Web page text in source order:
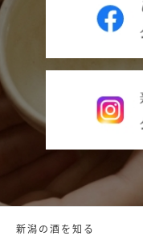
新潟の酒を知る